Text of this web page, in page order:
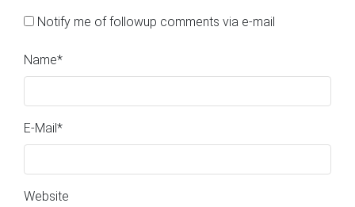
Notify me of followup comments via e-mail
Name*
E-Mail *
Website